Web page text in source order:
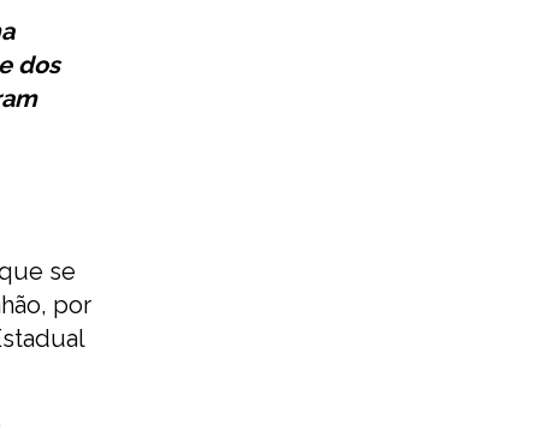
dos
se
por